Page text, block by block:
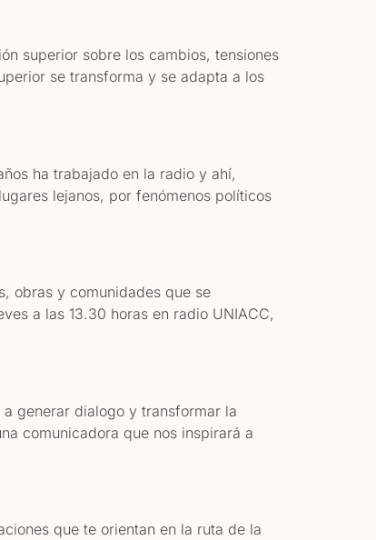
superior sobre los cambios, tensiones
se transforma y se adapta a los
ha trabajado en la radio y ahí,
lejanos, por fenómenos políticos
obras y comunidades que se
a las 13.30 horas en radio UNIACC,
generar dialogo y transformar la
comunicadora que nos inspirará a
que te orientan en la ruta de la